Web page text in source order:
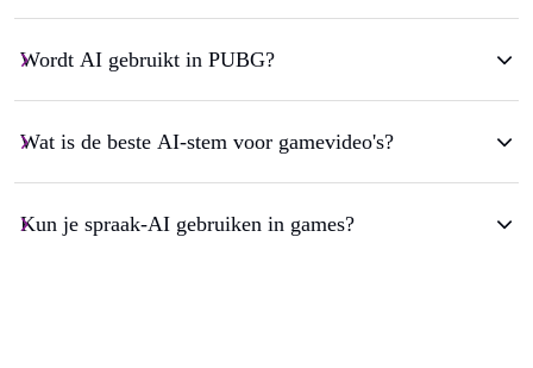
Wordt AI gebruikt in PUBG?
Wat is de beste AI-stem voor gamevideo's?
Kun je spraak-AI gebruiken in games?